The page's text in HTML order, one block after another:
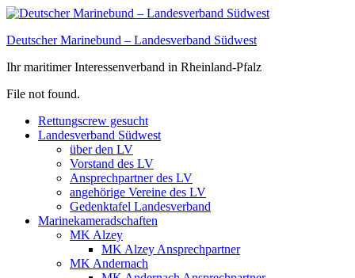
Zum
springen
Deutscher Marinebund – Landesverband Südwest
Ihr maritimer Interessenverband in Rheinland-Pfalz
File not found.
Rettungscrew gesucht
Landesverband Südwest
über den LV
Vorstand des LV
Ansprechpartner des LV
angehörige Vereine des LV
Gedenktafel Landesverband
Marinekameradschaften
MK Alzey
MK Alzey Ansprechpartner
MK Andernach